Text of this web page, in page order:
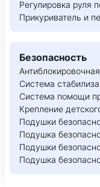
Регулировка руля
Прикуриватель и
Безопасность
Система
Система помощи
Крепление
Подушки
Подушка
Подушки
Подушка